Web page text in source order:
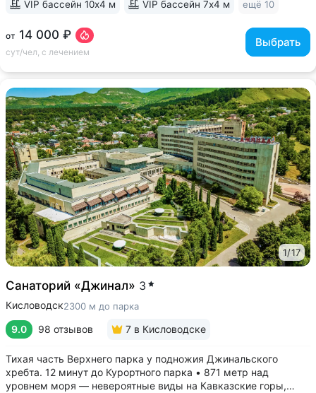
от 14 000 ₽
сут/чел, с лечением
Выбрать
VIP бассейн 10х4 м VIP бассейн 7х4 м ещё 10
1/17
Санаторий «Джинал» 3
Кисловодск2300 м до парка
9.0 98 отзывов 7 в Кисловодске
Тихая часть Верхнего парка у подножия Джинальского
хребта. 12 минут до Курортного парка • 871 метр над
уровнем моря ­— невероятные виды на Кавказские горы,